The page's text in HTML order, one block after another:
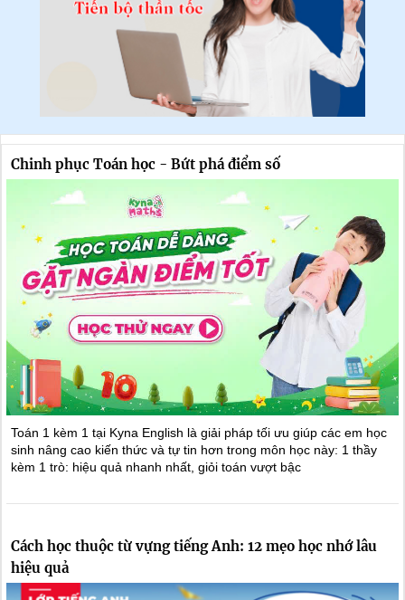
Chinh phục Toán học - Bứt phá điểm số
Toán 1 kèm 1 tại Kyna English là giải pháp tối ưu giúp các em học
sinh nâng cao kiến thức và tự tin hơn trong môn học này: 1 thầy
kèm 1 trò: hiệu quả nhanh nhất, giỏi toán vượt bậc
Cách học thuộc từ vựng tiếng Anh: 12 mẹo học nhớ lâu
hiệu quả